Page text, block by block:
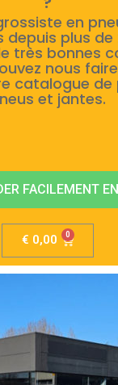
en
plus de
très bonnes
nous
catalogue de
et jantes.
FACILEMENT
€ 0,00